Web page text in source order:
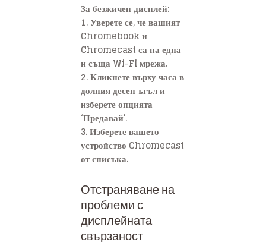
За безжичен дисплей:
1. Уверете се, че вашият
Chromebook и
Chromecast са на една
и съща Wi-Fi мрежа.
2. Кликнете върху часа в
долния десен ъгъл и
изберете опцията
‘Предавай’.
3. Изберете вашето
устройство Chromecast
от списъка.
Отстраняване на
проблеми с
дисплейната
свързаност